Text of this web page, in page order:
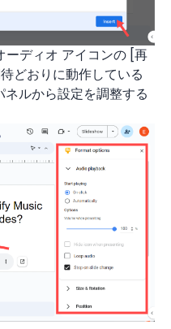
ーディオ アイコンの [再
どおりに動作している
ルから設定を調整する